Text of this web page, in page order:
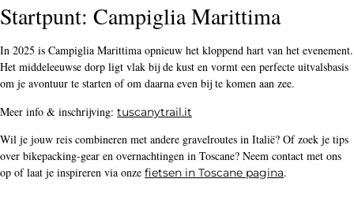
Startpunt: Campiglia Marittima
In 2025 is Campiglia Marittima opnieuw het kloppend hart van het evenement.
Het middeleeuwse dorp ligt vlak bij de kust en vormt een perfecte uitvalsbasis
om je avontuur te starten of om daarna even bij te komen aan zee.
Meer info & inschrijving: tuscanytrail.it
Wil je jouw reis combineren met andere gravelroutes in Italië? Of zoek je tips
over bikepacking-gear en overnachtingen in Toscane? Neem contact met ons
op of laat je inspireren via onze fietsen in Toscane pagina.